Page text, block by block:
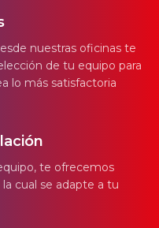
nuestras oficinas te
de tu equipo para
lo más satisfactoria
te ofrecemos
cual se adapte a tu